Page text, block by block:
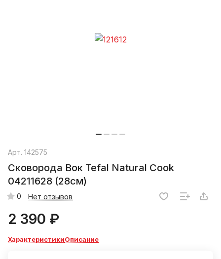
Арт. 142575
Сковорода Вок Tefal Natural Cook
04211628 (28см)
0 Нет отзывов
2 390 ₽
ХарактеристикиОписание